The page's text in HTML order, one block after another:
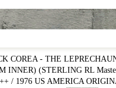
COREA - THE
INNER) (STERLING RL
/ 1976 US AMERICA